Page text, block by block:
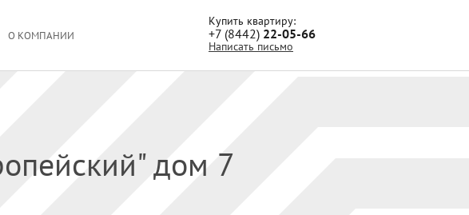
О КОМПАНИИ
Купить квартиру:
+7 (8442) 22-05-66
Написать письмо
дом 7